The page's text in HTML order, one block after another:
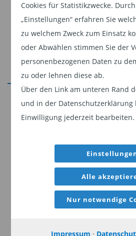
Cookies für Statistikzwecke.
„Einstellungen“ erfahren Sie
zu welchem Zweck zum Einsatz
oder Abwählen stimmen Sie der
personenbezogenen Daten zu
zu oder lehnen diese ab.
Über den Link am unteren Rand
und in der Datenschutzerklärung
Einwilligung jederzeit bearbeiten.
Alle
Nur notwendige
Impressum ·
Procyclical positioning
markets. As multi-asset
investable universe for
macro and market backdrop
Three market-based curves
steepening yield curve,
curve, and overly cautious VIX
After a slow start, a steeper
indicates progress towards
We continue to watch these
economic and market
backdrop is shifting or already
Jetzt
Dieser Inhalt ist für
Sie, dass Sie ein
und stimmen unserer
zu.
Weiter